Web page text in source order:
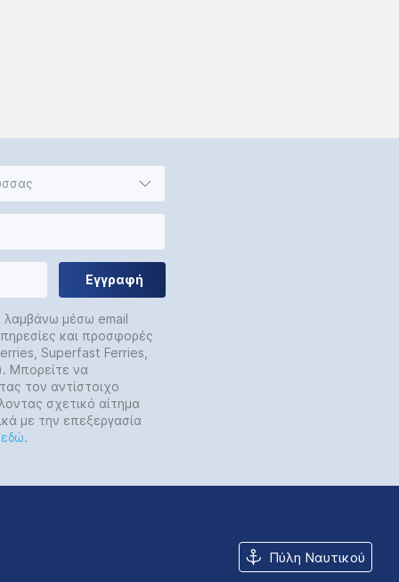
Εγγραφή
λαμβάνω μέσω email
και προσφορές
Superfast Ferries,
Μπορείτε να
τον αντίστοιχο
σχετικό αίτημα
με την επεξεργασία
εδώ.
Πύλη Ναυτικού